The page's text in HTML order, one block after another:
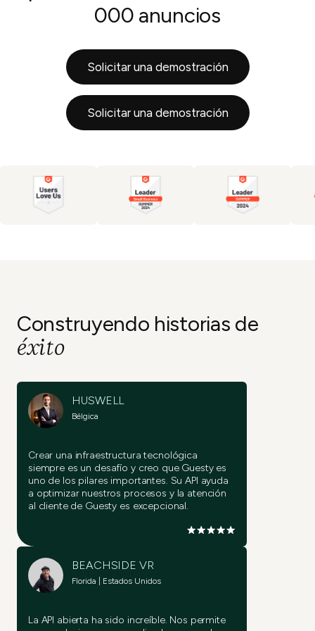
Pruébelo ahora
Pruébelo ahora
Pruébelo ahora
000 anuncios
Solicitar una demostración
Solicitar una demostración
Construyendo historias de
éxito
HUSWELL
Bélgica
Crear una infraestructura tecnológica
siempre es un desafío y creo que Guesty es
uno de los pilares importantes. Su API ayuda
a optimizar nuestros procesos y la atención
al cliente de Guesty es excepcional.
BEACHSIDE VR
Florida | Estados Unidos
La API abierta ha sido increíble. Nos permite